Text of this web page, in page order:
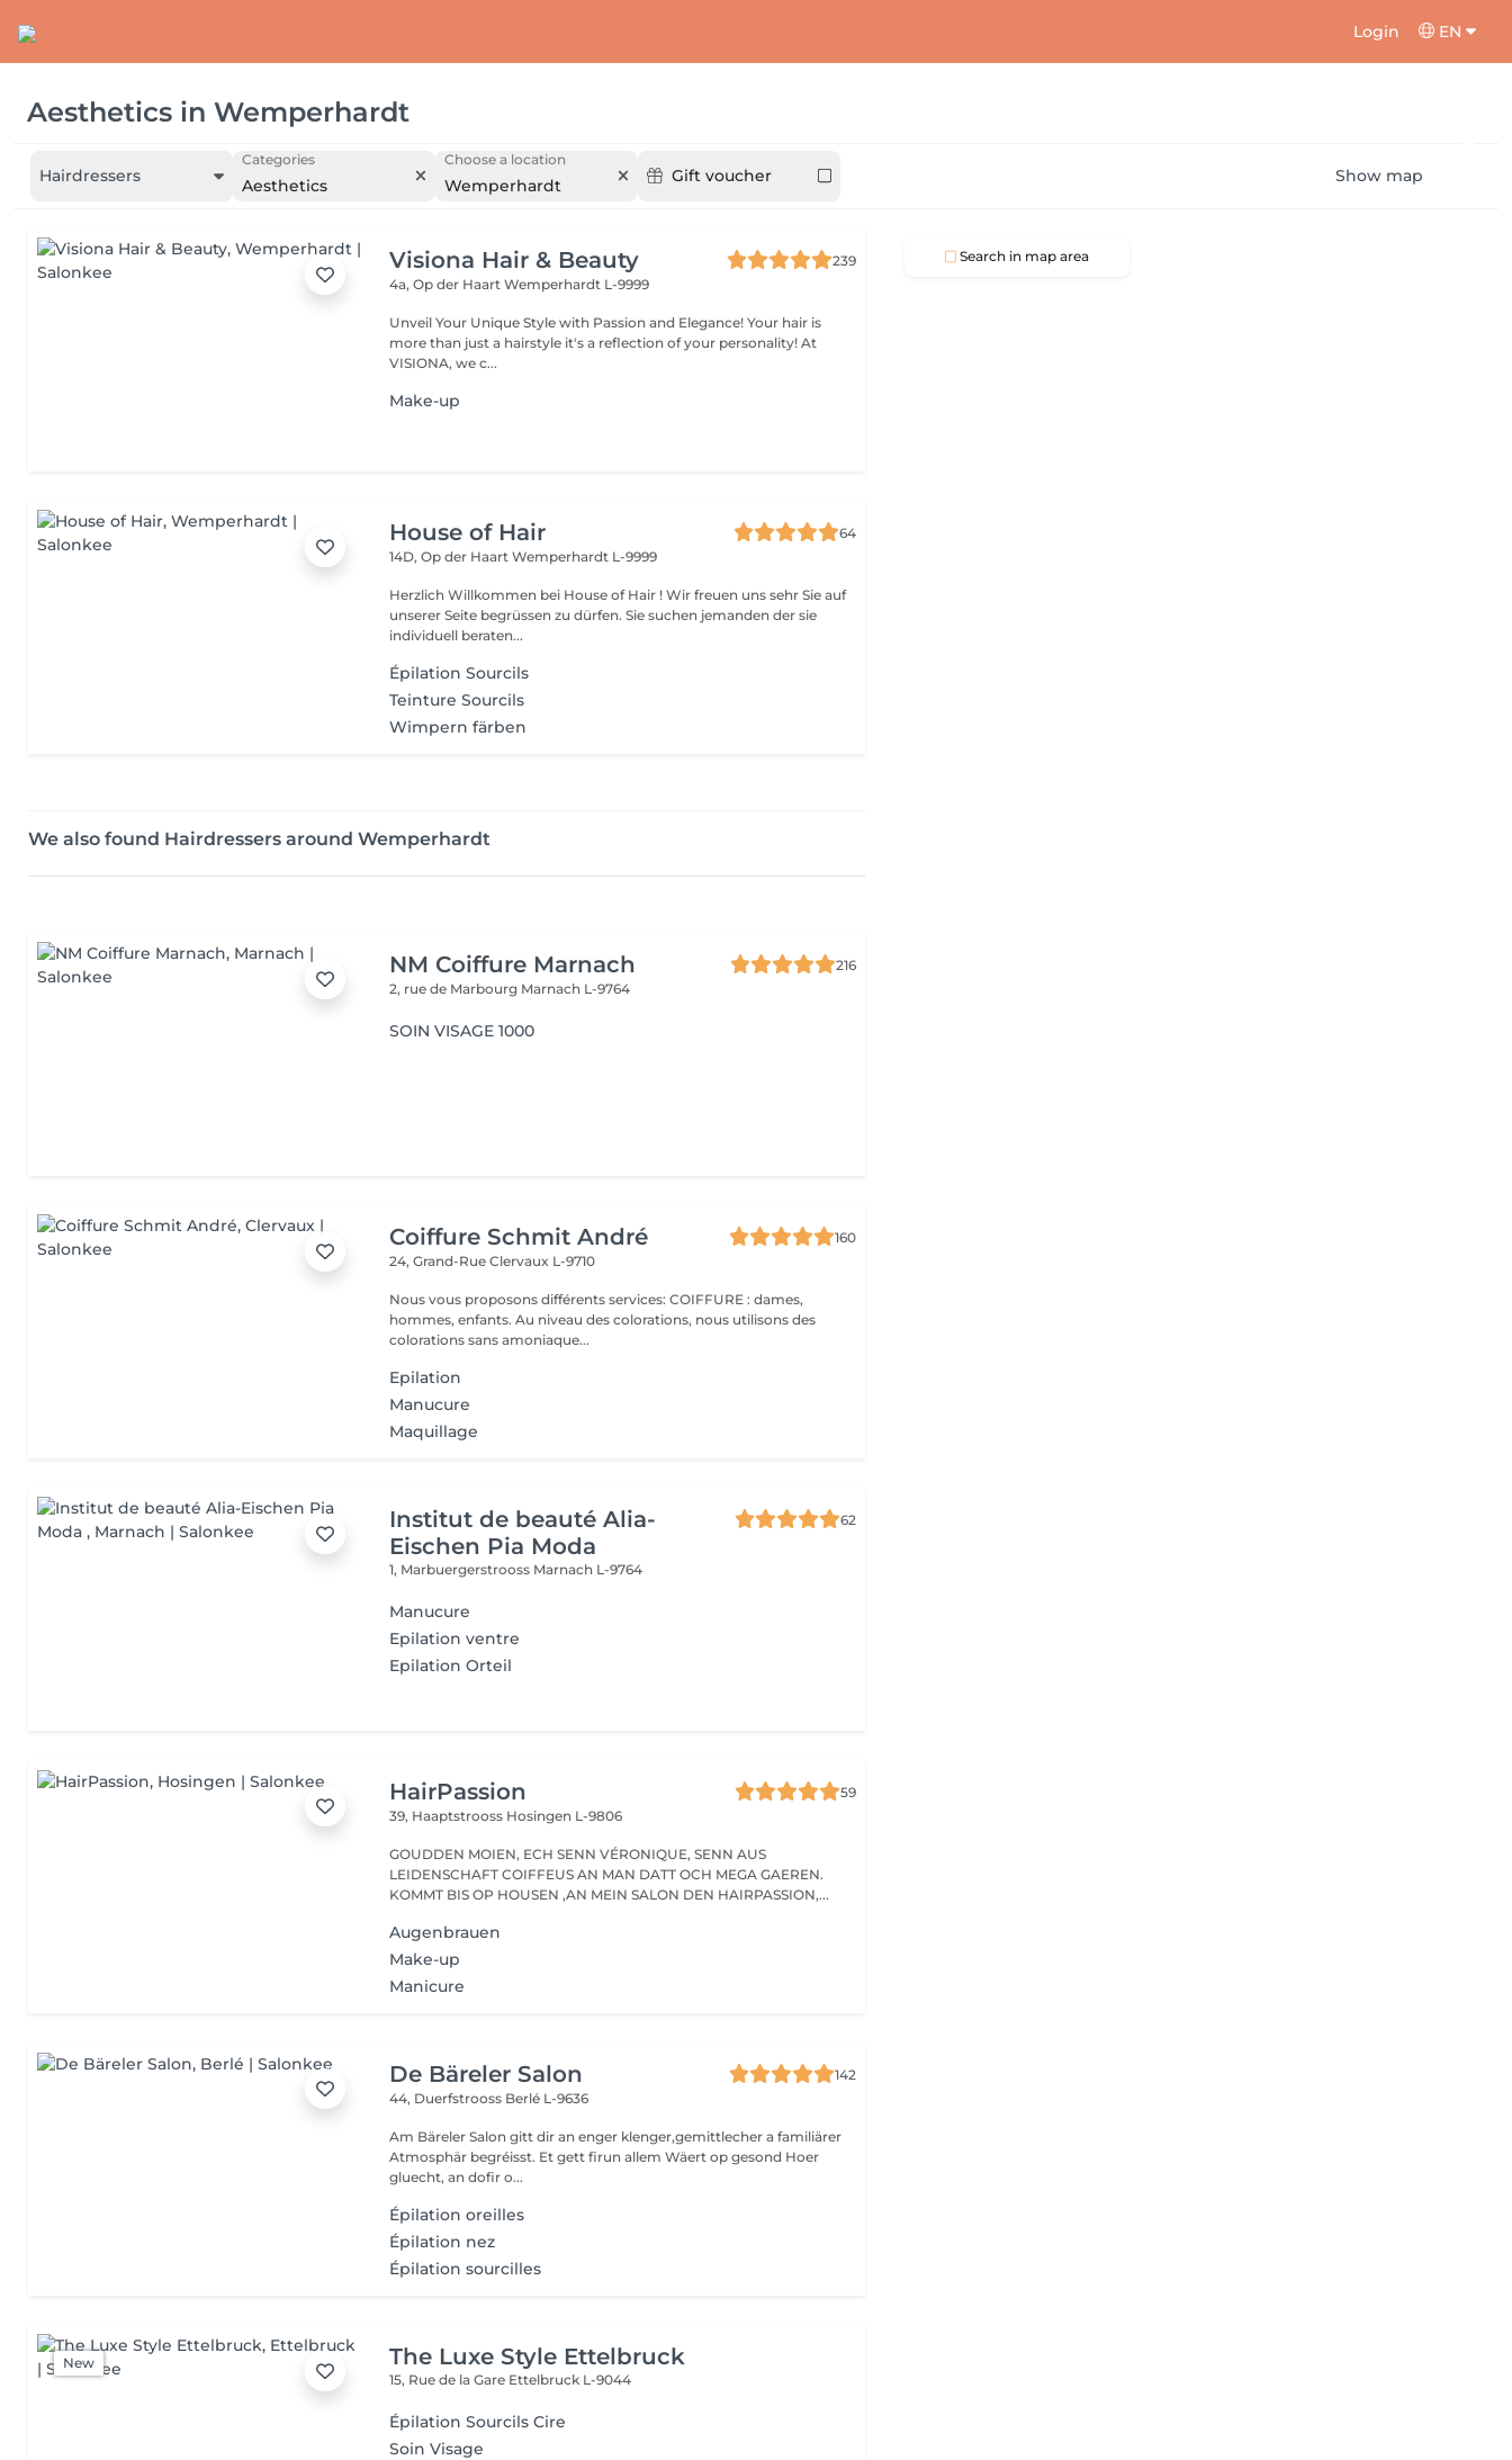
Login EN
Aesthetics in Wemperhardt
Hairdressers
Categories
Aesthetics
Choose a location
Wemperhardt Gift voucher Show map
Visiona Hair & Beauty
239
4a, Op der HaartWemperhardt L-9999
Unveil Your Unique Style with Passion and Elegance! Your hair is
more than just a hairstyle it's a reflection of your personality! At
VISIONA, we c...
Make-up
House of Hair
64
14D, Op der HaartWemperhardt L-9999
Herzlich Willkommen bei House of Hair ! Wir freuen uns sehr Sie auf
unserer Seite begrüssen zu dürfen. Sie suchen jemanden der sie
individuell beraten...
Épilation Sourcils
Teinture Sourcils
Wimpern färben
We also found Hairdressers around Wemperhardt
NM Coiffure Marnach
216
2, rue de Marbourg Marnach L-9764
SOIN VISAGE 1000
Coiffure Schmit André
160
24, Grand-RueClervaux L-9710
Nous vous proposons différents services: COIFFURE : dames,
hommes, enfants. Au niveau des colorations, nous utilisons des
colorations sans amoniaque...
Epilation
Manucure
Maquillage
Institut de beauté Alia-
Eischen Pia Moda
62
1, Marbuergerstrooss Marnach L-9764
Manucure
Epilation ventre
Epilation Orteil
HairPassion
59
39, Haaptstrooss Hosingen L-9806
GOUDDEN MOIEN, ECH SENN VÉRONIQUE, SENN AUS
LEIDENSCHAFT COIFFEUS AN MAN DATT OCH MEGA GAEREN.
KOMMT BIS OP HOUSEN ,AN MEIN SALON DEN HAIRPASSION,...
Augenbrauen
Make-up
Manicure
De Bäreler Salon
142
44, Duerfstrooss Berlé L-9636
Am Bäreler Salon gitt dir an enger klenger,gemittlecher a familiärer
Atmosphär begréisst. Et gett firun allem Wäert op gesond Hoer
gluecht, an dofir o...
Épilation oreilles
Épilation nez
Épilation sourcilles
New The Luxe Style Ettelbruck
15, Rue de la Gare Ettelbruck L-9044
Épilation Sourcils Cire
Soin Visage
Search in map area